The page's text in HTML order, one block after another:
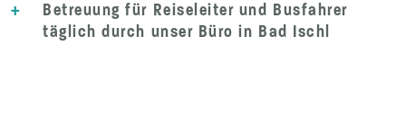
+
Betreuung für Reiseleiter und Busfahrer
täglich durch unser Büro in Bad Ischl